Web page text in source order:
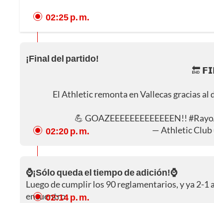
02:25 p. m.
¡Final del partido!
🔚
El Athletic remonta en Vallecas gracias al
💪 GOAZEEEEEEEEEEEEEN!!
— Athletic Club
02:20 p. m.
⌚¡Sólo queda el tiempo de adición!⌚
Luego de cumplir los 90 reglamentarios, y ya 2-
encuentro.02:14 p. m.